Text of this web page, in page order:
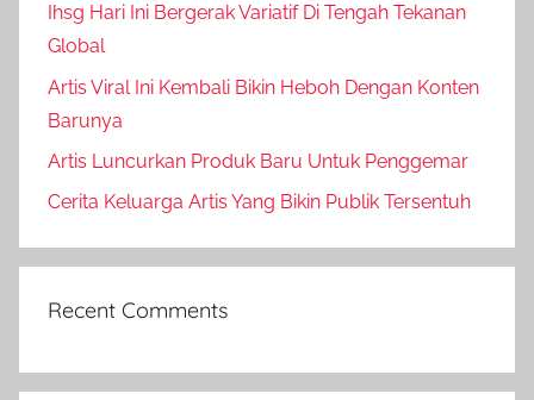
Ihsg Hari Ini Bergerak Variatif Di Tengah Tekanan
Global
Artis Viral Ini Kembali Bikin Heboh Dengan Konten
Barunya
Artis Luncurkan Produk Baru Untuk Penggemar
Cerita Keluarga Artis Yang Bikin Publik Tersentuh
Recent Comments